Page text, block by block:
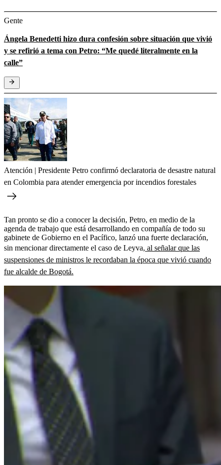
Gente
Ángela Benedetti hizo dura confesión sobre situación que vivió
y se refirió a tema con Petro: “Me quedé literalmente en la
calle”
Atención | Presidente Petro confirmó declaratoria de desastre natural
en Colombia para atender emergencia por incendios forestales
Tan pronto se dio a conocer la decisión, Petro, en medio de la
agenda de trabajo que está desarrollando en compañía de todo su
gabinete de Gobierno en el Pacífico, lanzó una fuerte declaración,
sin mencionar directamente el caso de Leyva, al señalar que las
suspensiones de ministros le recordaban la época que vivió cuando
fue alcalde de Bogotá.